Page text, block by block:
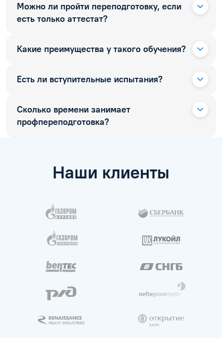
Можно ли пройти переподготовку, если
есть только аттестат?
Какие преимущества у такого обучения?
Есть ли вступительные испытания?
Сколько времени занимает
профпереподготовка?
Наши клиенты